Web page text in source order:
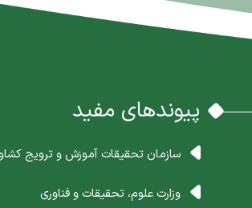
پیوندهای مفید
سازمان تحقیقات آموزش و ترویج
وزارت علوم، تحقیقات و فناوری